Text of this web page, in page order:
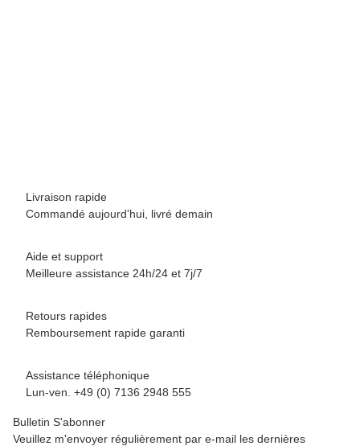
Livraison rapide
Commandé aujourd'hui, livré demain
Aide et support
Meilleure assistance 24h/24 et 7j/7
Retours rapides
Remboursement rapide garanti
Assistance téléphonique
Lun-ven. +49 (0) 7136 2948 555
Bulletin S'abonner
Veuillez m'envoyer régulièrement par e-mail les dernières